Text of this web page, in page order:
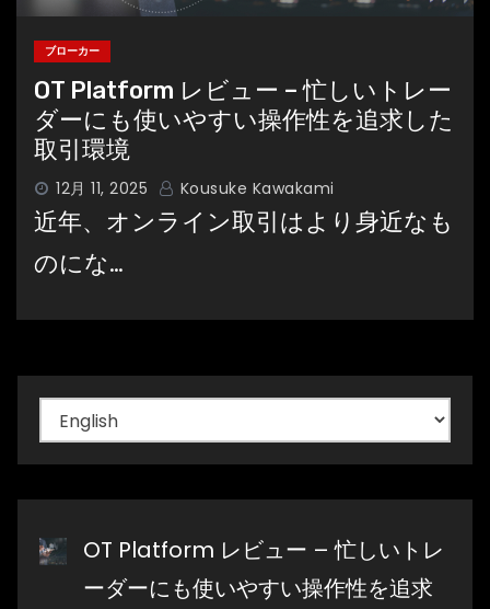
ブローカー
OT Platform レビュー – 忙しいトレー
ダーにも使いやすい操作性を追求した
取引環境
12月 11, 2025 Kousuke Kawakami
近年、オンライン取引はより身近なも
のにな…
語
を
選
択
OT Platform レビュー – 忙しいトレ
ーダーにも使いやすい操作性を追求